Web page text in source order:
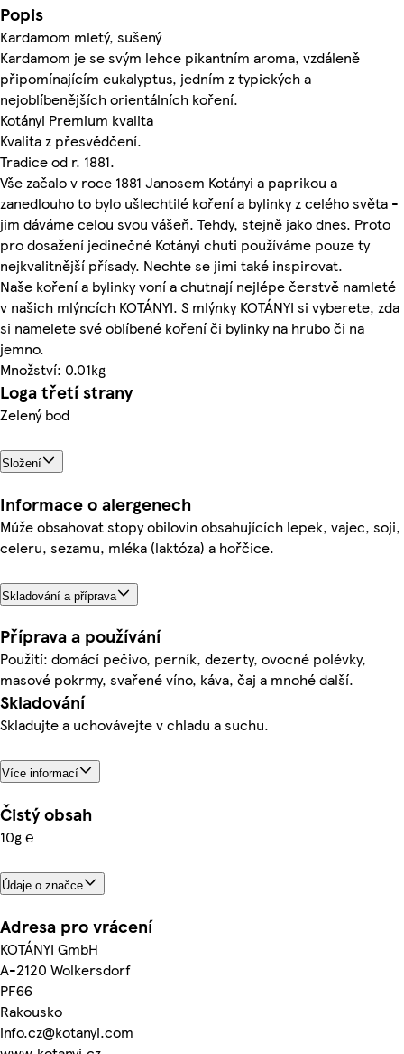
Popis
Kardamom mletý, sušený
Kardamom je se svým lehce pikantním aroma, vzdáleně
připomínajícím eukalyptus, jedním z typických a
nejoblíbenějších orientálních koření.
Kotányi Premium kvalita
Kvalita z přesvědčení.
Tradice od r. 1881.
Vše začalo v roce 1881 Janosem Kotányi a paprikou a
zanedlouho to bylo ušlechtilé koření a bylinky z celého světa -
jim dáváme celou svou vášeň. Tehdy, stejně jako dnes. Proto
pro dosažení jedinečné Kotányi chuti používáme pouze ty
nejkvalitnější přísady. Nechte se jimi také inspirovat.
Naše koření a bylinky voní a chutnají nejlépe čerstvě namleté
v našich mlýncích KOTÁNYI. S mlýnky KOTÁNYI si vyberete, zda
si namelete své oblíbené koření či bylinky na hrubo či na
jemno.
Množství: 0.01kg
Loga třetí strany
Zelený bod
Složení
Informace o alergenech
Může obsahovat stopy obilovin obsahujících lepek, vajec, soji,
celeru, sezamu, mléka (laktóza) a hořčice.
Skladování a příprava
Příprava a používání
Použití: domácí pečivo, perník, dezerty, ovocné polévky,
masové pokrmy, svařené víno, káva, čaj a mnohé další.
Skladování
Skladujte a uchovávejte v chladu a suchu.
Více informací
Čistý obsah
10g ℮
Údaje o značce
Adresa pro vrácení
KOTÁNYI GmbH
A-2120 Wolkersdorf
PF66
Rakousko
info.cz@kotanyi.com